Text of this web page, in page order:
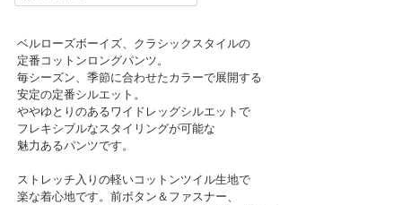
ベルローズボーイズ、クラシックスタイルの
定番コットンロングパンツ。
毎シーズン、季節に合わせたカラーで展開する
安定の定番シルエット。
ややゆとりのあるワイドレッグシルエットで
フレキシブルなスタイリングが可能な
魅力あるパンツです。
ストレッチ入りの軽いコットンツイル生地で
楽な着心地です。前ボタン＆ファスナー、